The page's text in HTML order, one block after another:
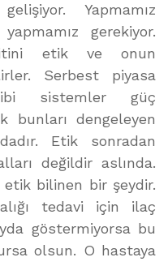
Yapmamız
gerekiyor.
etik ve onun
Serbest piyasa
sistemler güç
bunları dengeleyen
Etik sonradan
değildir aslında.
etik bilinen bir şeydir.
tedavi için ilaç
göstermiyorsa bu
olsun. O hastaya